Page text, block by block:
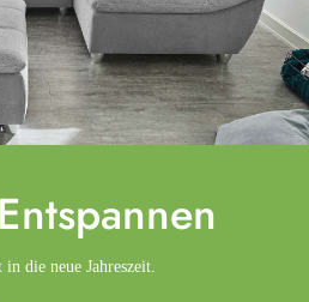
Entspannen
die neue Jahreszeit.